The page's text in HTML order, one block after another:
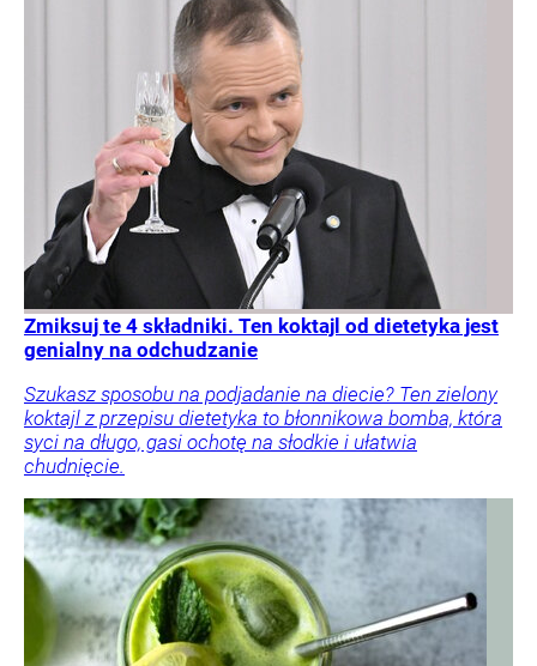
Zmiksuj te 4 składniki. Ten koktajl od dietetyka jest
genialny na odchudzanie
Szukasz sposobu na podjadanie na diecie? Ten zielony
koktajl z przepisu dietetyka to błonnikowa bomba, która
syci na długo, gasi ochotę na słodkie i ułatwia
chudnięcie.